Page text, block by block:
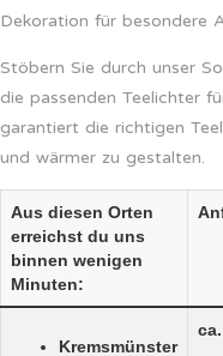
Dekoration für besondere
Stöbern Sie durch unser
die passenden Teelichter
garantiert die richtigen
und wärmer zu gestalten.
Aus diesen Orten
erreichst du uns
binnen wenigen
Minuten:
Kremsmünster